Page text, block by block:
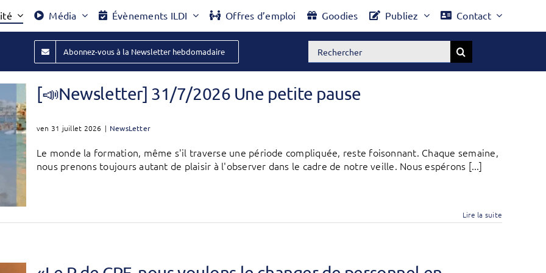
Média Évènements ILDI Offres d’emploi Goodies Publiez Contact
Abonnez-vous à la Newsletter hebdomadaire Rechercher:
[📣Newsletter] 31/7/2026 Une petite pause
ven 31 juillet 2026 | NewsLetter
Le monde la formation, même s'il traverse une période compliquée, reste foisonnant. Chaque semaine,
nous prenons toujours autant de plaisir à l'observer dans le cadre de notre veille. Nous espérons [...]
Lire la suite